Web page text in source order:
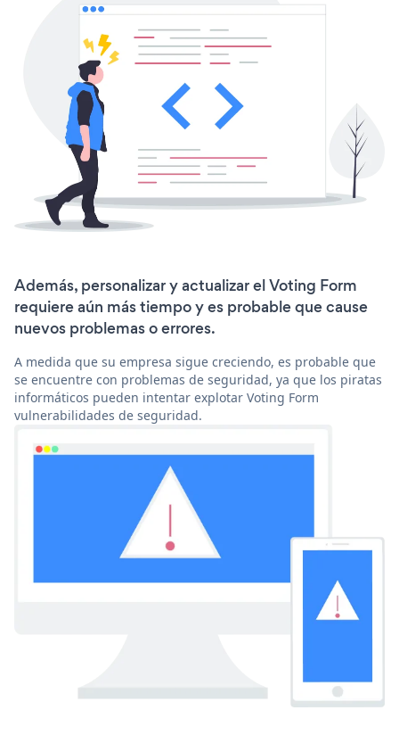
Además, personalizar y actualizar el Voting Form
requiere aún más tiempo y es probable que cause
nuevos problemas o errores.
A medida que su empresa sigue creciendo, es probable que
se encuentre con problemas de seguridad, ya que los piratas
informáticos pueden intentar explotar Voting Form
vulnerabilidades de seguridad.